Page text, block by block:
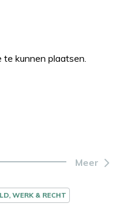
kunnen plaatsen.
Meer
WERK & RECHT